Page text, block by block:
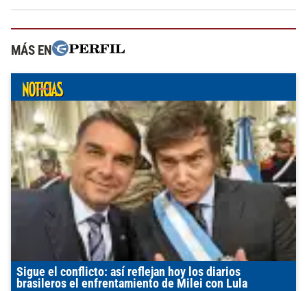
MÁS EN
Sigue el conflicto: así reflejan hoy los diarios
brasileros el enfrentamiento de Milei con Lula